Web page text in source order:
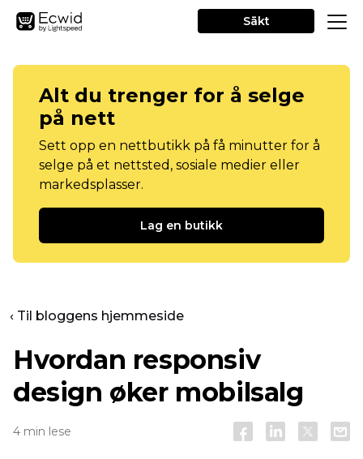
Sākt
Alt du trenger for å selge
på nett
Sett opp en nettbutikk på få minutter for å
selge på et nettsted, sosiale medier eller
markedsplasser.
Lag en butikk
‹ Til bloggens hjemmeside
Hvordan responsiv
design øker mobilsalg
4 min lese